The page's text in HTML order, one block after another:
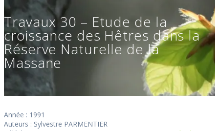
Travaux 30 – Etude de la
croissance des Hêtres dans la
Réserve Naturelle de la
Massane
Année : 1991
Auteurs : Sylvestre PARMENTIER